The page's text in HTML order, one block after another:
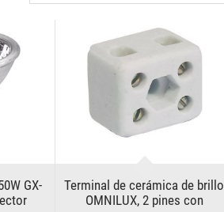
GX-
Terminal de cerámica de brillo
OMNILUX, 2 pines con